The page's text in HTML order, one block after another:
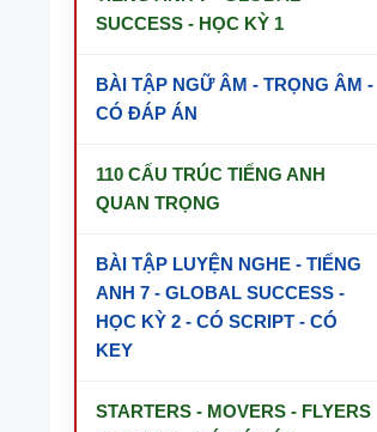
SUCCESS - HỌC KỲ 1
BÀI TẬP NGỮ ÂM - TRỌNG ÂM -
CÓ ĐÁP ÁN
110 CẤU TRÚC TIẾNG ANH
QUAN TRỌNG
BÀI TẬP LUYỆN NGHE - TIẾNG
ANH 7 - GLOBAL SUCCESS -
HỌC KỲ 2 - CÓ SCRIPT - CÓ
KEY
STARTERS - MOVERS - FLYERS